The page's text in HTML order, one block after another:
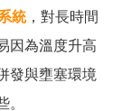
統，對長時間
因為溫度升高
發與壅塞環境